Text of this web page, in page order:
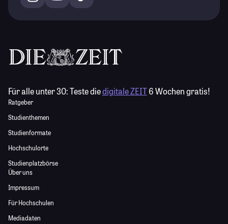
Für alle unter 30:Teste diedigitale ZEIT6 Wochen gratis!
Ratgeber
Studienthemen
Studienformate
Hochschulorte
Studienplatzbörse
Über uns
Impressum
Für Hochschulen
Mediadaten